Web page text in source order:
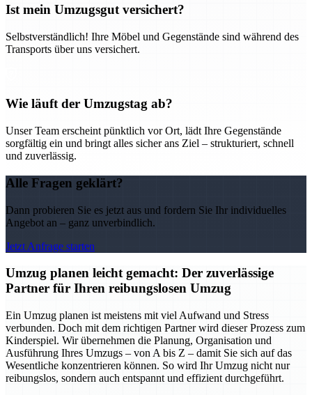
Ist mein Umzugsgut versichert?
Selbstverständlich! Ihre Möbel und Gegenstände sind während des
Transports über uns versichert.
Wie läuft der Umzugstag ab?
Unser Team erscheint pünktlich vor Ort, lädt Ihre Gegenstände
sorgfältig ein und bringt alles sicher ans Ziel – strukturiert, schnell
und zuverlässig.
Alle Fragen geklärt?
Dann probieren Sie es jetzt aus und fordern Sie Ihr individuelles
Angebot an – ganz unverbindlich.
Jetzt Anfrage starten
Umzug planen leicht gemacht: Der zuverlässige
Partner für Ihren reibungslosen Umzug
Ein Umzug planen ist meistens mit viel Aufwand und Stress
verbunden. Doch mit dem richtigen Partner wird dieser Prozess zum
Kinderspiel. Wir übernehmen die Planung, Organisation und
Ausführung Ihres Umzugs – von A bis Z – damit Sie sich auf das
Wesentliche konzentrieren können. So wird Ihr Umzug nicht nur
reibungslos, sondern auch entspannt und effizient durchgeführt.